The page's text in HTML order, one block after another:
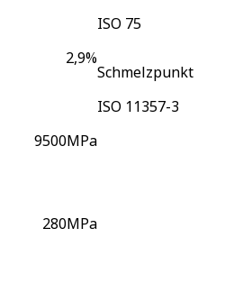
2,9%
9500MPa
280MPa
ISO 75
Schmelzpunkt
ISO 11357-3